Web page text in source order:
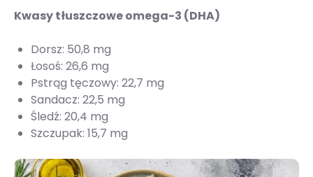
Kwasy tłuszczowe omega-3 (DHA)
Dorsz: 50,8 mg
Łosoś: 26,6 mg
Pstrąg tęczowy: 22,7 mg
Sandacz: 22,5 mg
Śledź: 20,4 mg
Szczupak: 15,7 mg